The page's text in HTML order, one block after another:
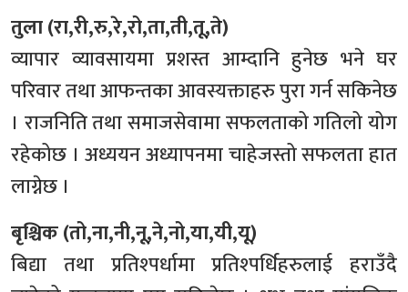
तुला (रा,री,रु,रे,रो,ता,ती,तू,ते)
व्यापार व्यावसायमा प्रशस्त आम्दानि हुनेछ भने घर
परिवार तथा आफन्तका आवस्यक्ताहरु पुरा गर्न सकिनेछ
। राजनिति तथा समाजसेवामा सफलताको गतिलो योग
रहेकोछ । अध्ययन अध्यापनमा चाहेजस्तो सफलता हात
लाग्नेछ ।
बृश्चिक (तो,ना,नी,नू,ने,नो,या,यी,यू)
बिद्या तथा प्रतिश्पर्धामा प्रतिश्पर्धिहरुलाई हराउँदै